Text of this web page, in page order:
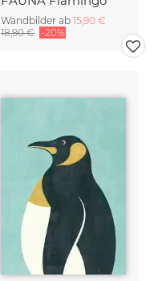
Wandbilder ab 15,90 €
18,90 € -20%